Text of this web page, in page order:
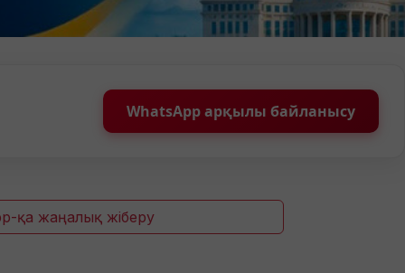
WhatsApp арқылы байланысу
қа жаңалық жіберу